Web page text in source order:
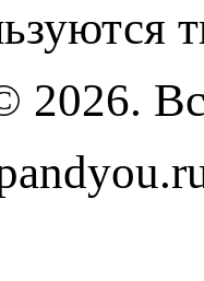
2026.